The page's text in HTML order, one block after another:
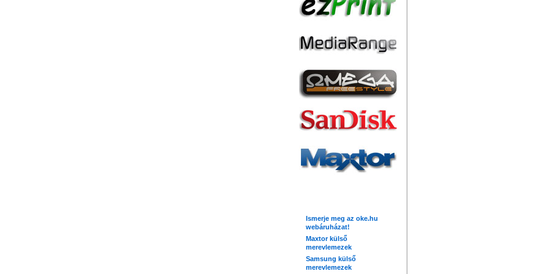
Ismerje meg az oke.hu
webáruházat!
Maxtor külső
merevlemezek
Samsung külső
merevlemezek